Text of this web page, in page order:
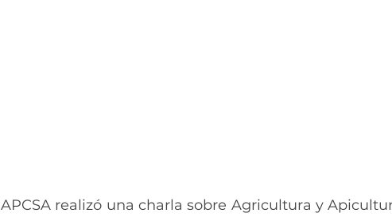
APCSA realizó una charla sobre Agricultura y